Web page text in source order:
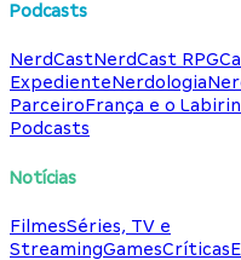
Podcasts
NerdCastNerdCast RPG
ExpedienteNerdologia
ParceiroFrança e o
Podcasts
Notícias
FilmesSéries, TV e
StreamingGamesCríticas